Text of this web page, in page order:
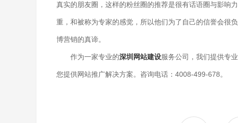
真实的朋友圈，这样的粉丝圈的推荐是很有话语圈与影响
重，和被称为专家的感觉，所以他们为了自己的信誉会很
博营销的真谛。
作为一家专业的深圳网站建设服务公司，我们提供专
您提供网站推广解决方案。咨询电话：4008-499-678。